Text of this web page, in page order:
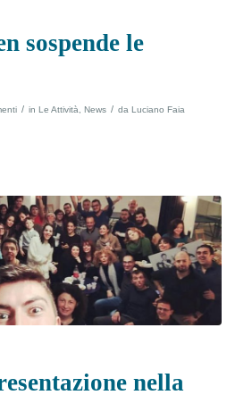
sospende le
/ in Le Attività, News / da Luciano Faia
nella